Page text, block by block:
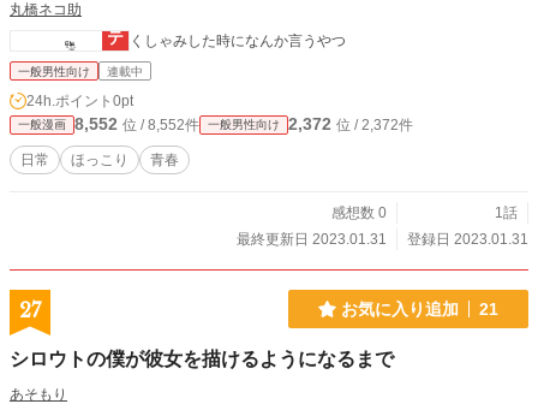
丸橋ネコ助
くしゃみした時になんか言うやつ
一般男性向け 連載中
24h.ポイント 0pt
一般漫画 8,552 位 / 8,552件 一般男性向け 2,372 位 / 2,372件
日常 ほっこり 青春
感想数 0
1話
最終更新日 2023.01.31
登録日 2023.01.31
27 お気に入り追加 21
シロウトの僕が彼女を描けるようになるまで
あそもり